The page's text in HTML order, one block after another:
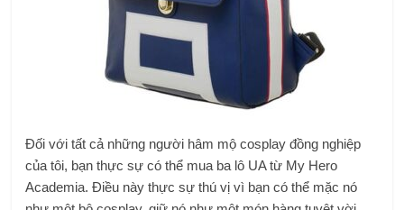
Đối với tất cả những người hâm mộ cosplay đồng nghiệp
của tôi, bạn thực sự có thể mua ba lô UA từ My Hero
Academia. Điều này thực sự thú vị vì bạn có thể mặc nó